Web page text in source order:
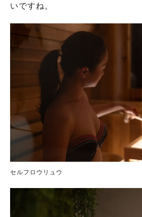
いですね。
セルフロウリュウ